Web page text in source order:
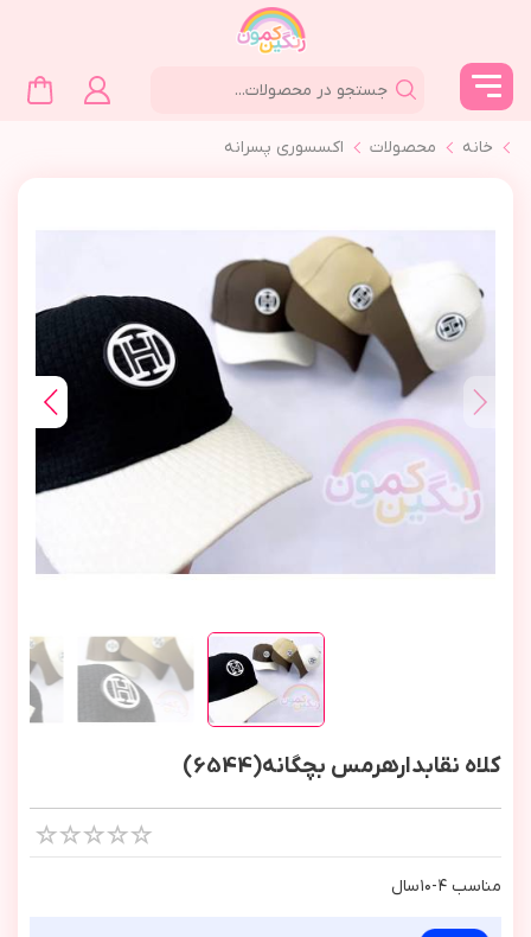
خانه محصولات اکسسوری پسرانه
کلاه نقابدارهرمس بچگانه(6544)
مناسب ٤-١٠سال